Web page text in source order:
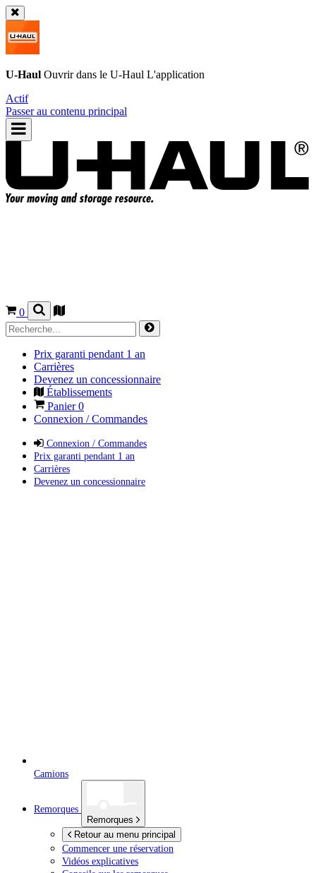
U-Haul Ouvrir dans le U-Haul L'application
Actif
Passer au contenu principal
0
Prix garanti pendant 1 an
Carrières
Devenez un concessionnaire
Établissements
Panier0
Connexion / Commandes
Connexion / Commandes
Prix garanti pendant 1 an
Carrières
Devenez un concessionnaire
Camions
Remorques
Remorques
Retour au menu principal
Commencer une réservation
Vidéos explicatives